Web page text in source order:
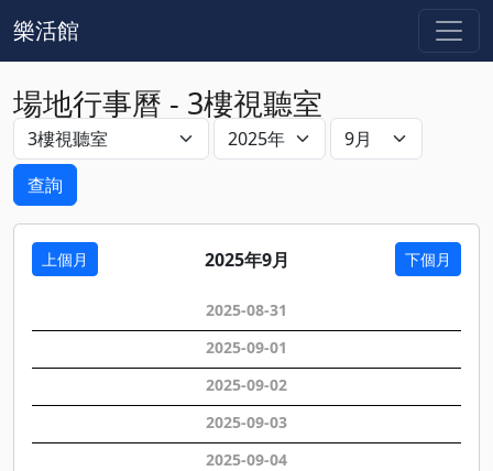
樂活館
場地行事曆 - 3樓視聽室
查詢
上個月 2025年9月 下個月
2025-08-31
2025-09-01
2025-09-02
2025-09-03
2025-09-04